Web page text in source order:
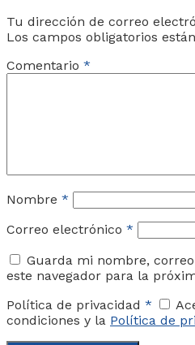
Tu dirección de correo
Los campos obligatorios
Comentario *
Nombre *
Correo electrónico *
Guarda mi nombre,
este navegador para la
Política de privacidad *
condiciones y la Política de